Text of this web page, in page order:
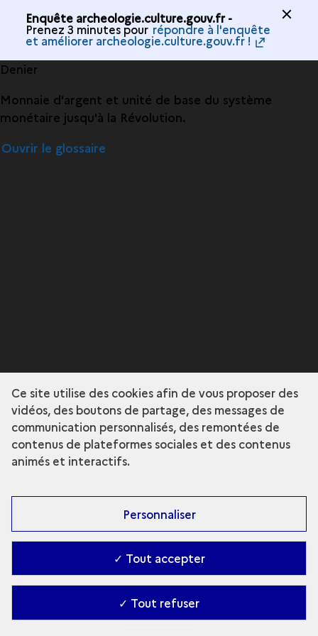
Enquête archeologie.culture.gouv.fr -
Prenez 3 minutes pour répondre à l'enquête
et améliorer archeologie.culture.gouv.fr !
Denier
Monnaie d'argent et unité de base du système
monétaire jusqu'à la Révolution.
Ouvrir le glossaire
Ce site utilise des cookies afin de vous proposer des
vidéos, des boutons de partage, des messages de
communication personnalisés, des remontées de
contenus de plateformes sociales et des contenus
animés et interactifs.
Personnaliser
✓ Tout accepter
✓ Tout refuser